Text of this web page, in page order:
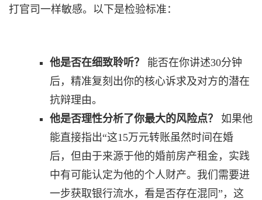
打官司一样敏感。以下是检验标准：
他是否在细致聆听？
能否在你讲述30分钟
后，精准复刻出你的核心诉求及对方的潜在
抗辩理由。
他是否理性分析了你最大的风险点？
如果他
能直接指出“这15万元转账虽然时间在婚
后，但由于来源于他的婚前房产租金，实践
中有可能认定为他的个人财产。我们需要进
一步获取银行流水，看是否存在混同”，这